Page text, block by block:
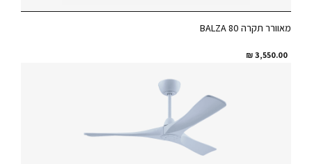
מאוורר תקרה 80 BALZA
3,550.00
₪